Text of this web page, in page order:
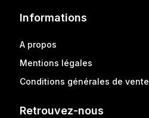
Informations
A propos
Mentions légales
Conditions générales de vente
Retrouvez-nous